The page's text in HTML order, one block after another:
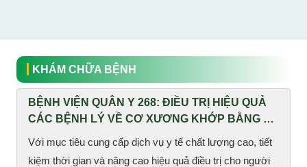
KHÁM CHỮA BỆNH
BỆNH VIỆN QUÂN Y 268: ĐIỀU TRỊ HIỆU QUẢ
CÁC BỆNH LÝ VỀ CƠ XƯƠNG KHỚP BẰNG KỸ
THUẬT TIÊN TIẾN
Với mục tiêu cung cấp dịch vụ y tế chất lượng cao, tiết
kiệm thời gian và nâng cao hiệu quả điều trị cho người